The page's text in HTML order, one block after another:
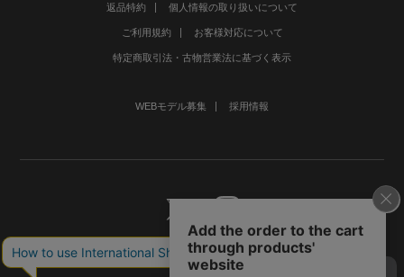
返品特約 個人情報の取り扱いについて
ご利用規約 お客様対応について
特定商取引法・古物営業法に基づく表示
WEBモデル募集 採用情報